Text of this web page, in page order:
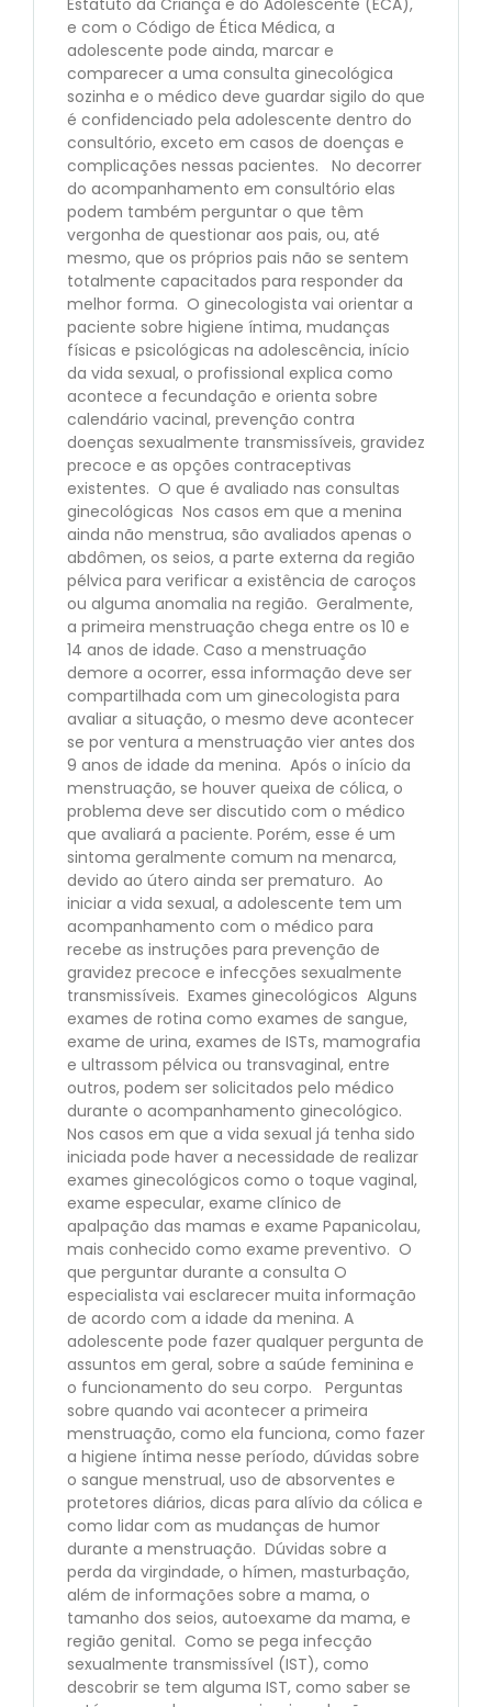
Estatuto da Criança e do Adolescente (ECA),
e com o Código de Ética Médica, a
adolescente pode ainda, marcar e
comparecer a uma consulta ginecológica
sozinha e o médico deve guardar sigilo do que
é confidenciado pela adolescente dentro do
consultório, exceto em casos de doenças e
complicações nessas pacientes. No decorrer
do acompanhamento em consultório elas
podem também perguntar o que têm
vergonha de questionar aos pais, ou, até
mesmo, que os próprios pais não se sentem
totalmente capacitados para responder da
melhor forma. O ginecologista vai orientar a
paciente sobre higiene íntima, mudanças
físicas e psicológicas na adolescência, início
da vida sexual, o profissional explica como
acontece a fecundação e orienta sobre
calendário vacinal, prevenção contra
doenças sexualmente transmissíveis, gravidez
precoce e as opções contraceptivas
existentes. O que é avaliado nas consultas
ginecológicas Nos casos em que a menina
ainda não menstrua, são avaliados apenas o
abdômen, os seios, a parte externa da região
pélvica para verificar a existência de caroços
ou alguma anomalia na região. Geralmente,
a primeira menstruação chega entre os 10 e
14 anos de idade. Caso a menstruação
demore a ocorrer, essa informação deve ser
compartilhada com um ginecologista para
avaliar a situação, o mesmo deve acontecer
se por ventura a menstruação vier antes dos
9 anos de idade da menina. Após o início da
menstruação, se houver queixa de cólica, o
problema deve ser discutido com o médico
que avaliará a paciente. Porém, esse é um
sintoma geralmente comum na menarca,
devido ao útero ainda ser prematuro. Ao
iniciar a vida sexual, a adolescente tem um
acompanhamento com o médico para
recebe as instruções para prevenção de
gravidez precoce e infecções sexualmente
transmissíveis. Exames ginecológicos Alguns
exames de rotina como exames de sangue,
exame de urina, exames de ISTs, mamografia
e ultrassom pélvica ou transvaginal, entre
outros, podem ser solicitados pelo médico
durante o acompanhamento ginecológico.
Nos casos em que a vida sexual já tenha sido
iniciada pode haver a necessidade de realizar
exames ginecológicos como o toque vaginal,
exame especular, exame clínico de
apalpação das mamas e exame Papanicolau,
mais conhecido como exame preventivo. O
que perguntar durante a consulta O
especialista vai esclarecer muita informação
de acordo com a idade da menina. A
adolescente pode fazer qualquer pergunta de
assuntos em geral, sobre a saúde feminina e
o funcionamento do seu corpo. Perguntas
sobre quando vai acontecer a primeira
menstruação, como ela funciona, como fazer
a higiene íntima nesse período, dúvidas sobre
o sangue menstrual, uso de absorventes e
protetores diários, dicas para alívio da cólica e
como lidar com as mudanças de humor
durante a menstruação. Dúvidas sobre a
perda da virgindade, o hímen, masturbação,
além de informações sobre a mama, o
tamanho dos seios, autoexame da mama, e
região genital. Como se pega infecção
sexualmente transmissível (IST), como
descobrir se tem alguma IST, como saber se